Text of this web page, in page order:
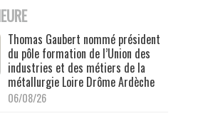
Thomas Gaubert nommé président
du pôle formation de l’Union des
industries et des métiers de la
métallurgie Loire Drôme Ardèche
06/08/26